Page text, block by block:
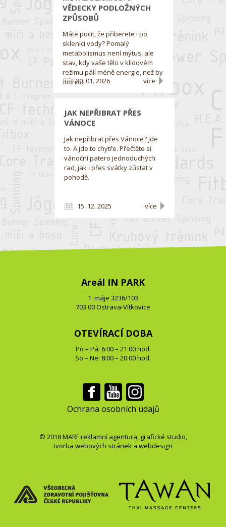
VĚDECKY PODLOŽNÝCH
ZPŮSOBŮ
Máte pocit, že přiberete i po
sklenici vody? Pomalý
metabolismus není mýtus, ale
stav, kdy vaše tělo v klidovém
režimu pálí méně energie, než by
mohlo.20. 01. 2026 více
JAK NEPŘIBRAT PŘES
VÁNOCE
Jak nepřibrat přes Vánoce? Jde
to. A jde to chytře. Přečtěte si
vánoční patero jednoduchých
rad, jak i přes svátky zůstat v
pohodě.
15. 12. 2025 více
Areál IN PARK
1. máje 3236/103
703 00 Ostrava-Vítkovice
OTEVÍRACÍ DOBA
Po – Pá: 6:00 – 21:00 hod.
So – Ne: 8:00 – 20:00 hod.
Ochrana osobních údajů
© 2018MARFreklamní agentura, grafické studio,
tvorba webových stránek a webdesign